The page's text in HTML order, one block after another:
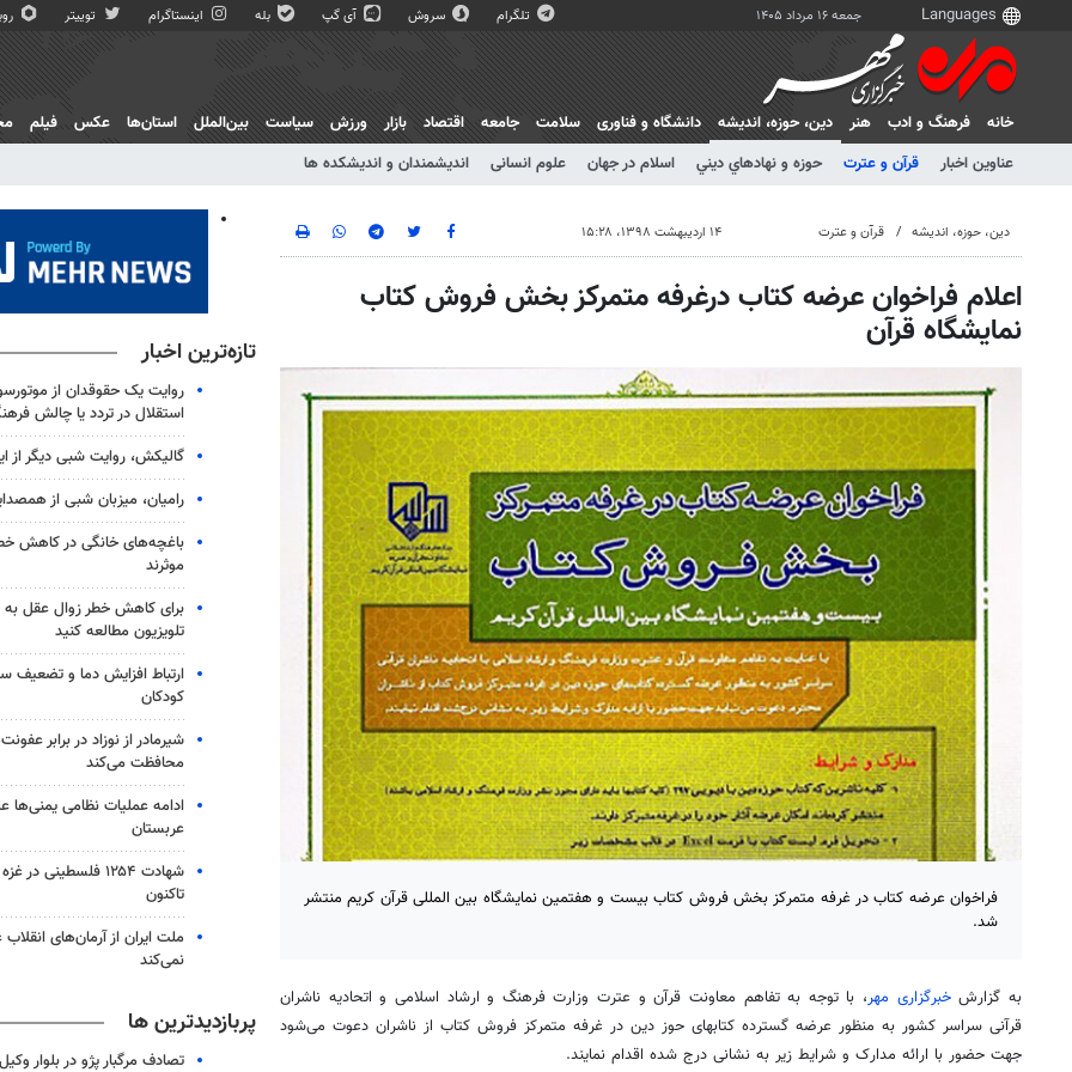
جمعه ۱۶ مرداد ۱۴۰۵ تلگرام سروش آی گپ بله اینستاگرام توییتر
خانه فرهنگ و ادب هنر
دين، حوزه، انديشه
عناوین اخبار
قرآن و عترت حوزه و نهادهاي ديني اسلام در جهان علوم انسانی اندیشمندان و اندیشکده ها
دانشگاه و فناوری سلامت جامعه اقتصاد بازار ورزش سیاست بین‌الملل استان‌ها عکس فیلم
دين، حوزه، انديشه قرآن و عترت ۱۴ اردیبهشت ۱۳۹۸، ۱۵:۲۸
اعلام فراخوان عرضه کتاب درغرفه متمرکز بخش فروش کتاب
نمایشگاه قرآن
فراخوان عرضه کتاب در غرفه متمرکز بخش فروش کتاب بیست و هفتمین نمایشگاه بین المللی قرآن کریم منتشر
شد.
به گزارشخبرگزاری مهر، با توجه به تفاهم معاونت قرآن و عترت وزارت فرهنگ و ارشاد اسلامی و اتحادیه ناشران
قرآنی سراسر کشور به منظور عرضه گسترده کتابهای حوزدین در غرفه متمرکز فروش کتاب از ناشران دعوت می‌شود
جهت حضور با ارائه مدارک و شرایط زیر به نشانی درج شده اقدام نمایند.
تازه‌ترین اخبار
روایت یک حقوقدان از
استقلال در تردد یا چالش
گالیکش، روایت شبی دیگر از
رامیان، میزبان شبی از
باغچه‌های خانگی در کاهش
موثرند
برای کاهش خطر زوال عقل به
تلویزیون مطالعه کنید
ارتباط افزایش دما و تضعیف
کودکان
شیرمادر از نوزاد در برابر
محافظت می‌کند
ادامه عملیات نظامی یمنی‌ها
عربستان
شهادت ۱۲۵۴ فلسطینی
تاکنون
ملت ایران از آرمان‌های
نمی‌کند
پربازدیدترین ها
تصادف مرگبار پژو در بلوار